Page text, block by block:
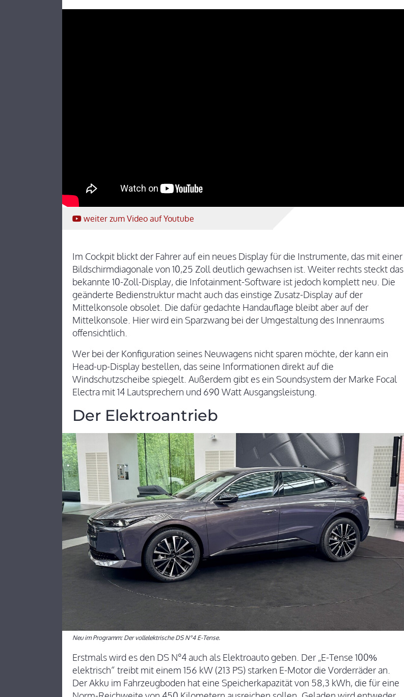
weiter zum Video auf Youtube
Im Cockpit blickt der Fahrer auf ein neues Display für die Instrumente, das mit einer
Bildschirmdiagonale von 10,25 Zoll deutlich gewachsen ist. Weiter rechts steckt das
bekannte 10-Zoll-Display, die Infotainment-Software ist jedoch komplett neu. Die
geänderte Bedienstruktur macht auch das einstige Zusatz-Display auf der
Mittelkonsole obsolet. Die dafür gedachte Handauflage bleibt aber auf der
Mittelkonsole. Hier wird ein Sparzwang bei der Umgestaltung des Innenraums
offensichtlich.
Wer bei der Konfiguration seines Neuwagens nicht sparen möchte, der kann ein
Head-up-Display bestellen, das seine Informationen direkt auf die
Windschutzscheibe spiegelt. Außerdem gibt es ein Soundsystem der Marke Focal
Electra mit 14 Lautsprechern und 690 Watt Ausgangsleistung.
Der Elektroantrieb
Neu im Programm: Der vollelektrische DS N°4 E-Tense.
Erstmals wird es den DS N°4 auch als Elektroauto geben. Der „E-Tense 100%
elektrisch“ treibt mit einem 156 kW (213 PS) starken E-Motor die Vorderräder an.
Der Akku im Fahrzeugboden hat eine Speicherkapazität von 58,3 kWh, die für eine